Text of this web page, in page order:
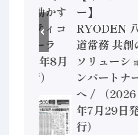
安全に動かす
セーフティコ
ントローラ
（2026年8月
5日発行）
ー】
RYODEN
道常務 共創
ソリューシ
ンパートナ
へ / （2026
年7月29日
行）